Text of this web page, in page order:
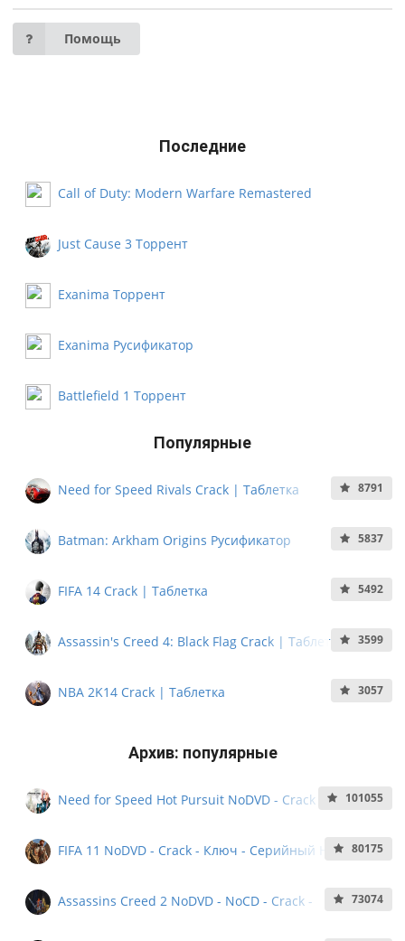
Помощь
Последние
Call of Duty: Modern Warfare Remastered
Just Cause 3 Торрент
Exanima Торрент
Exanima Русификатор
Battlefield 1 Торрент
Популярные
Need for Speed Rivals Crack | Таблетка 8791
Batman: Arkham Origins Русификатор 5837
FIFA 14 Crack | Таблетка 5492
Assassin's Creed 4: Black Flag Crack | Таблетка 3599
NBA 2K14 Crack | Таблетка 3057
Архив: популярные
Need for Speed Hot Pursuit NoDVD - Crack - Ключ -
101055
FIFA 11 NoDVD - Crack - Ключ - Серийный Номер -80175
Assassins Creed 2 NoDVD - NoCD - Crack -
73074